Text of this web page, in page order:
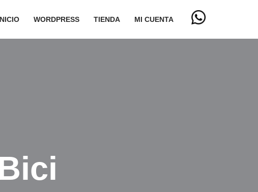
INICIO WORDPRESS TIENDA MI CUENTA